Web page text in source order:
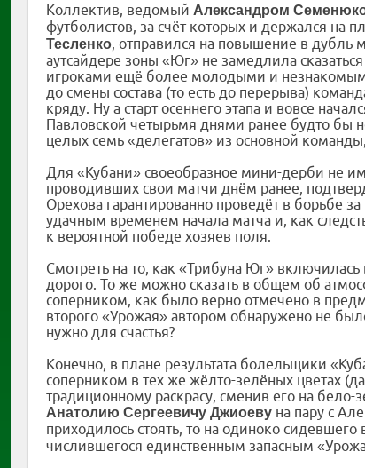
Коллектив, ведомый Александром
футболистов, за счёт которых и держался на
Тесленко, отправился на повышение в дубль
аутсайдере зоны «Юг» не замедлила
игроками ещё более молодыми и
до смены состава (то есть до перерыва)
кряду. Ну а старт осеннего этапа и вовсе
Павловской четырьмя днями ранее будто бы
целых семь «делегатов» из основной
Для «Кубани» своеобразное мини-дерби не
проводивших свои матчи днём ранее,
Орехова гарантированно проведёт в борьбе
удачным временем начала матча и, как
к вероятной победе хозяев поля.
Смотреть на то, как «Трибуна Юг»
дорого. То же можно сказать в общем об
соперником, как было верно отмечено в
второго «Урожая» автором обнаружено не
нужно для счастья?
Конечно, в плане результата болельщики
соперником в тех же жёлто-зелёных цветах
традиционному раскрасу, сменив его на
Анатолию Сергеевичу Джиоеву на пару с
приходилось стоять, то на одиноко сидевшего
числившегося единственным запасным